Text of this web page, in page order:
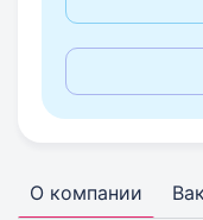
О компании